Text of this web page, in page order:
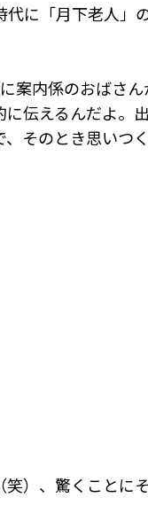
に「月下老人」
案内係のおばさん
に伝えるんだよ。
そのとき思いつ
）、驚くことに